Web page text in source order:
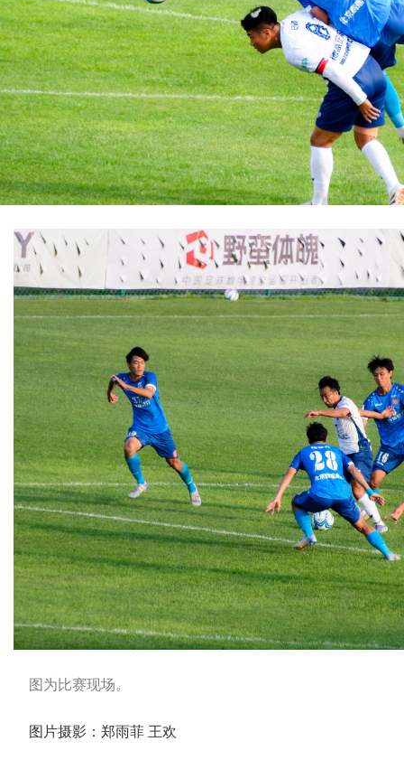
图为比赛现场。
图片摄影：郑雨菲 王欢